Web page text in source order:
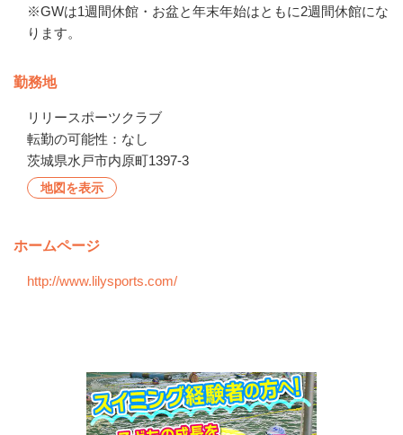
※GWは1週間休館・お盆と年末年始はともに2週間休館にな
ります。
勤務地
リリースポーツクラブ
転勤の可能性：なし
茨城県水戸市内原町1397-3
地図を表示
ホームページ
http://www.lilysports.com/